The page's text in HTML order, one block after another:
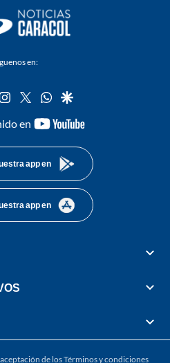
en:
instagram
twitterwhatsapp
google
en
youtube-
app en
app en
de losTérminos y condiciones